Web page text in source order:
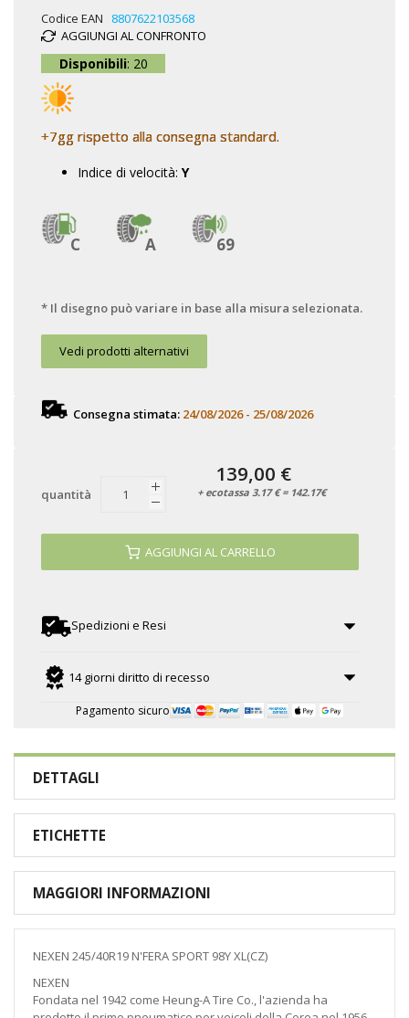
Codice EAN
8807622103568
AGGIUNGI AL CONFRONTO
Disponibili: 20
+7gg rispetto alla consegna standard.
Indice di velocità: Y
C A 69
* Il disegno può variare in base alla misura selezionata.
Vedi prodotti alternativi
Consegna stimata: 24/08/2026 - 25/08/2026
quantità
AGGIUNGI AL CARRELLO
Spedizioni e Resi
14 giorni diritto di recesso
Pagamento sicuro
139,00 €
+ ecotassa 3.17 € = 142.17€
immagini
DETTAGLI
ETICHETTE
MAGGIORI INFORMAZIONI
NEXEN 245/40R19 N'FERA SPORT 98Y XL(CZ)
NEXEN
Fondata nel 1942 come Heung-A Tire Co., l'azienda ha